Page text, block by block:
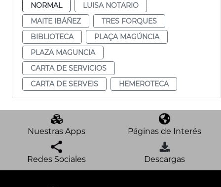
NORMAL
LUISA NOTARIO
MAITE IBÁÑEZ
TRES FORQUES
BIBLIOTECA
PLAÇA MAGÚNCIA
PLAZA MAGUNCIA
CARTA DE SERVICIOS
CARTA DE SERVEIS
HEMEROTECA
Nuestras Apps Páginas de Interés
Redes Sociales Descargas